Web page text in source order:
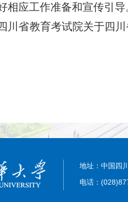
相应工作准备和宣传引导
川省教育考试院关于四
地址：中国四
电话：